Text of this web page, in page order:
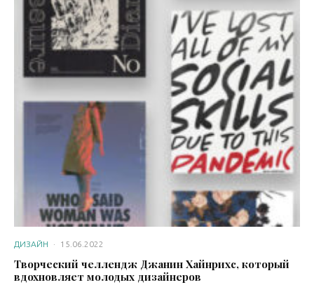
ДИЗАЙН · 15.06.2022
Творческий челлендж Джанин Хайнрихс, который
вдохновляет молодых дизайнеров